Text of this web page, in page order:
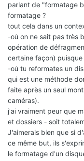
parlant de "formatage
formatage ?
tout cela dans un
-où on ne sait pas très
opération de
certaine façon)
-où tu reformates un
qui est une méthode
faite après un seul
caméras).
j'ai vraiment peur que
et dossiers - soit
J'aimerais bien que si
ce même but, ils
le formatage d'un